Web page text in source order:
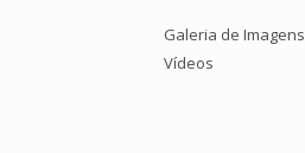
Galeria de Imagens
Vídeos